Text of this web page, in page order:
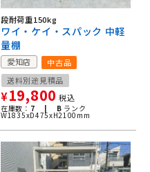
段耐荷重150kg
ワイ・ケイ・スパック 中軽
量棚
愛知店
中古品
送料別途見積品
¥19,800 税込
在庫数： 7 | B ランク
W1835xD475xH2100mm